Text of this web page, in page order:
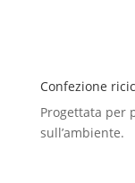
Confezione
Progettata per
sull’ambiente.